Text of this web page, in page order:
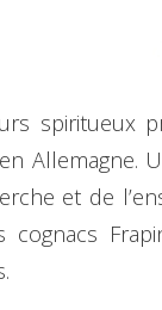
spiritueux
Allemagne.
et de
cognacs